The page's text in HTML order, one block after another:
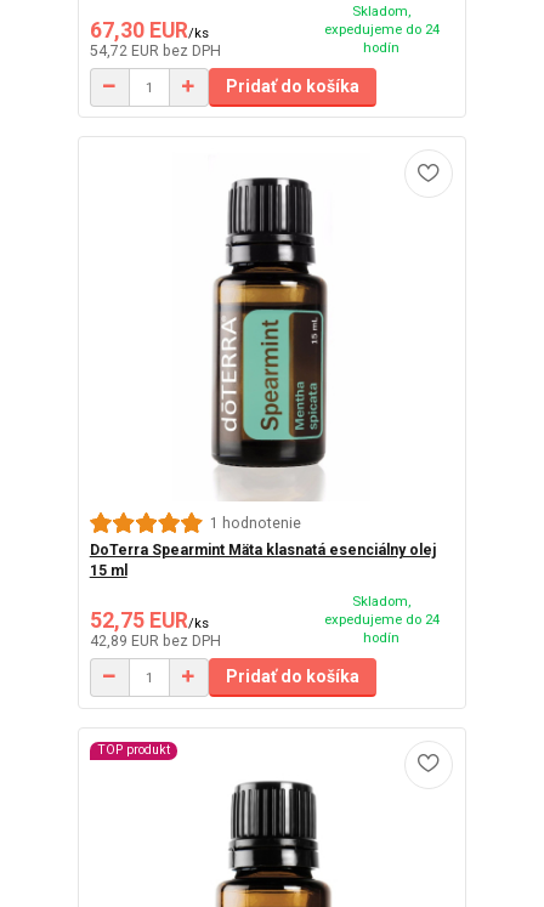
67,30 EUR/ks
54,72 EUR bez DPH
Skladom,
expedujeme do 24
hodín
Pridať do košíka
1 hodnotenie
DoTerra Spearmint Mäta klasnatá esenciálny olej
15 ml
52,75 EUR/ks
42,89 EUR bez DPH
Skladom,
expedujeme do 24
hodín
Pridať do košíka
TOP produkt